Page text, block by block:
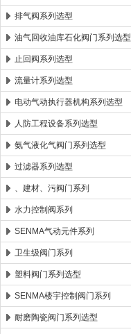
排气阀系列选型
油气回收油库石化阀门系列选型
止回阀系列选型
流量计系列选型
电动气动执行器机构系列选型
人防工程设备系列选型
氨气液化气阀门系列选型
过滤器系列选型
、建材、污阀门系列
水力控制阀系列
SENMA气动元件系列
卫生级阀门系列
塑料阀门系列选型
SENMA楼宇控制阀门系列
耐磨陶瓷阀门系列选型